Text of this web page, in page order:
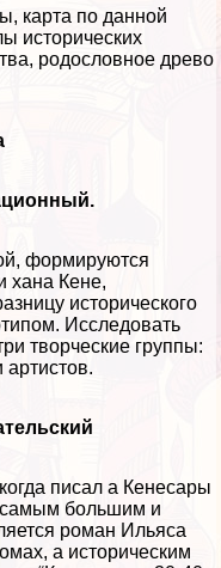
карта по данной
исторических
родословное древо
формируются
хана Кене,
исторического
Исследовать
творческие группы:
артистов.
писал а Кенесары
самым большим и
роман Ильяса
а историческим